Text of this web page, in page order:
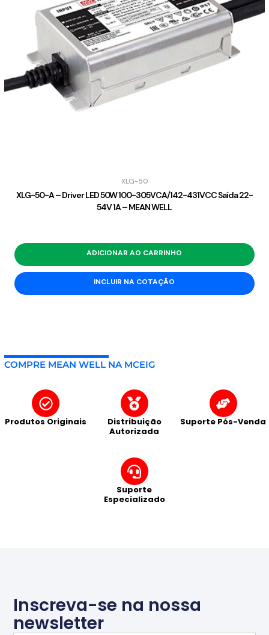
XLG-50
XLG-50-A – Driver LED 50W 100-305VCA/142-431VCC Saída 22-
54V 1A – MEAN WELL
ADICIONAR AO CARRINHO
INCLUIR NA COTAÇÃO
COMPRE MEAN WELL NA MCEIG
Produtos Originais
Distribuição
Autorizada
Suporte Pós-Venda
Suporte
Especializado
Inscreva-se na nossa
newsletter